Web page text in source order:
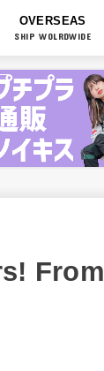
OVERSEAS
SHIP WOLRDWIDE
From